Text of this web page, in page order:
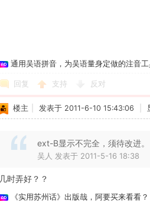
通用吴语拼音，为吴语量身定做的注音
回复 支持 反对
楼主 发表于 2011-6-10 15:43:06
ext-B显示不完全，须待改进。
吴人 发表于 2011-5-16 18:38
几时弄好？？
《实用苏州话》出版哉，阿要买来看看？